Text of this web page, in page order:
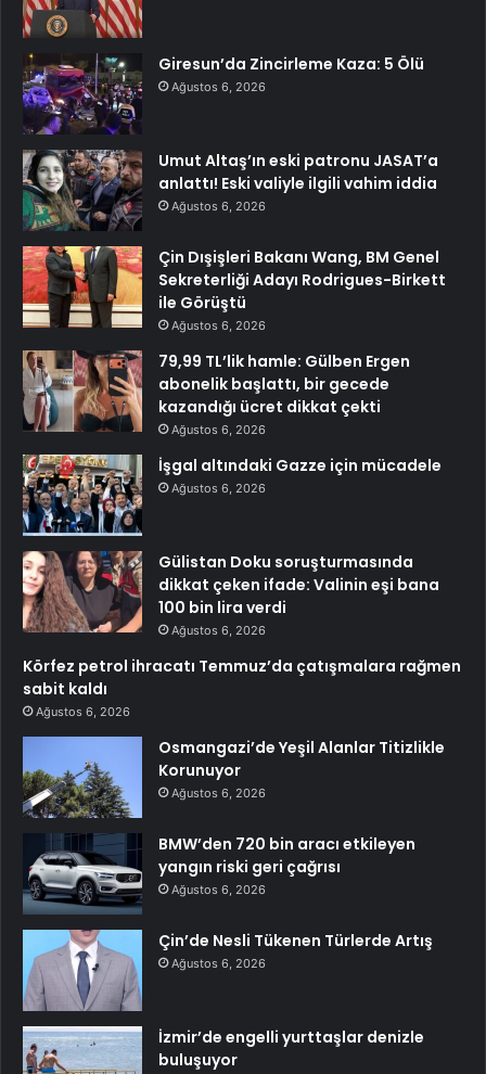
Giresun’da Zincirleme Kaza: 5 Ölü
Ağustos 6, 2026
Umut Altaş’ın eski patronu JASAT’a
anlattı! Eski valiyle ilgili vahim iddia
Ağustos 6, 2026
Çin Dışişleri Bakanı Wang, BM Genel
Sekreterliği Adayı Rodrigues-Birkett
ile Görüştü
Ağustos 6, 2026
79,99 TL’lik hamle: Gülben Ergen
abonelik başlattı, bir gecede
kazandığı ücret dikkat çekti
Ağustos 6, 2026
İşgal altındaki Gazze için mücadele
Ağustos 6, 2026
Gülistan Doku soruşturmasında
dikkat çeken ifade: Valinin eşi bana
100 bin lira verdi
Ağustos 6, 2026
Körfez petrol ihracatı Temmuz’da çatışmalara rağmen
sabit kaldı
Ağustos 6, 2026
Osmangazi’de Yeşil Alanlar Titizlikle
Korunuyor
Ağustos 6, 2026
BMW’den 720 bin aracı etkileyen
yangın riski geri çağrısı
Ağustos 6, 2026
Çin’de Nesli Tükenen Türlerde Artış
Ağustos 6, 2026
İzmir’de engelli yurttaşlar denizle
buluşuyor